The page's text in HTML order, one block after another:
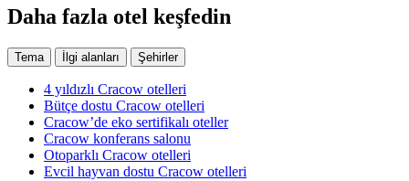
Daha fazla otel keşfedin
Tema İlgi alanları Şehirler
4 yıldızlı Cracow otelleri
Bütçe dostu Cracow otelleri
Cracow’de eko sertifikalı oteller
Cracow konferans salonu
Otoparklı Cracow otelleri
Evcil hayvan dostu Cracow otelleri